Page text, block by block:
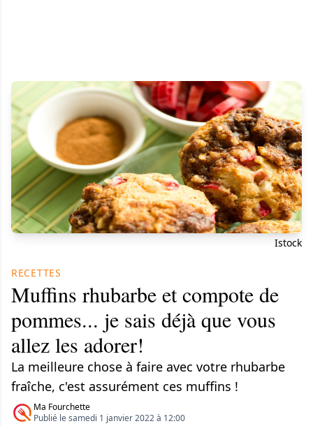
Istock
RECETTES
Muffins rhubarbe et compote de
pommes... je sais déjà que vous
allez les adorer!
La meilleure chose à faire avec votre rhubarbe
fraîche, c'est assurément ces muffins !
Ma Fourchette
Publié le samedi 1 janvier 2022 à 12:00